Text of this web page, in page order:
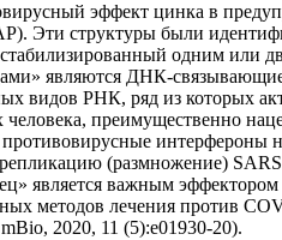
эффект цинка в
Эти структуры были
одним
являются ДНК-
РНК, ряд из которых
преимущественно
интерфероны
(размножение)
является важным
методов лечения против
2020, 11 (5):e01930-20).